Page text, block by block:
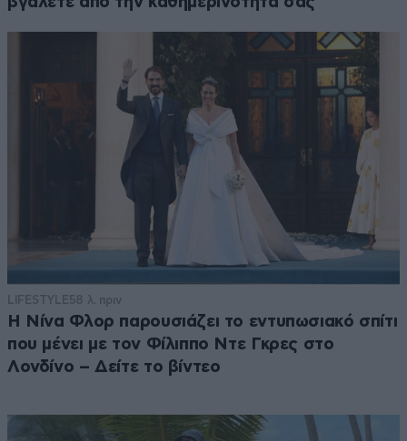
LIFESTYLE58 λ. πριν
Η Νίνα Φλορ παρουσιάζει το εντυπωσιακό σπίτι
που μένει με τον Φίλιππο Ντε Γκρες στο
Λονδίνο – Δείτε το βίντεο